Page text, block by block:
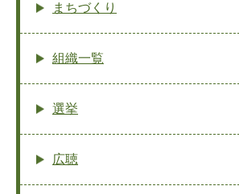
まちづくり
組織一覧
選挙
広聴